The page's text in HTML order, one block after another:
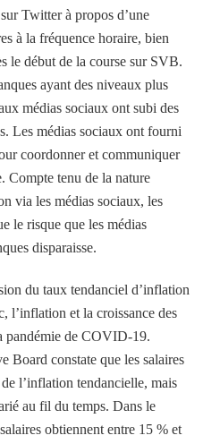
Twitter à propos d’une
à la fréquence horaire, bien
le début de la course sur SVB.
ayant des niveaux plus
médias sociaux ont subi des
Les médias sociaux ont fourni
coordonner et communiquer
Compte tenu de la nature
via les médias sociaux, les
le risque que les médias
disparaisse.
du taux tendanciel d’inflation
l’inflation et la croissance des
pandémie de COVID-19.
Board constate que les salaires
l’inflation tendancielle, mais
au fil du temps. Dans le
obtiennent entre 15 % et